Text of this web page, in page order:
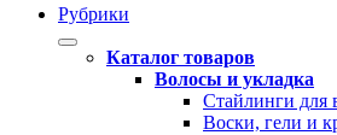
Рубрики
Каталог товаров
Волосы и укладка
Стайлинги для
Воски, гели и